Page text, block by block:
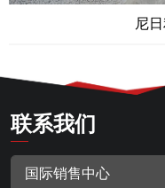
尼
联系我们
国际销售中心